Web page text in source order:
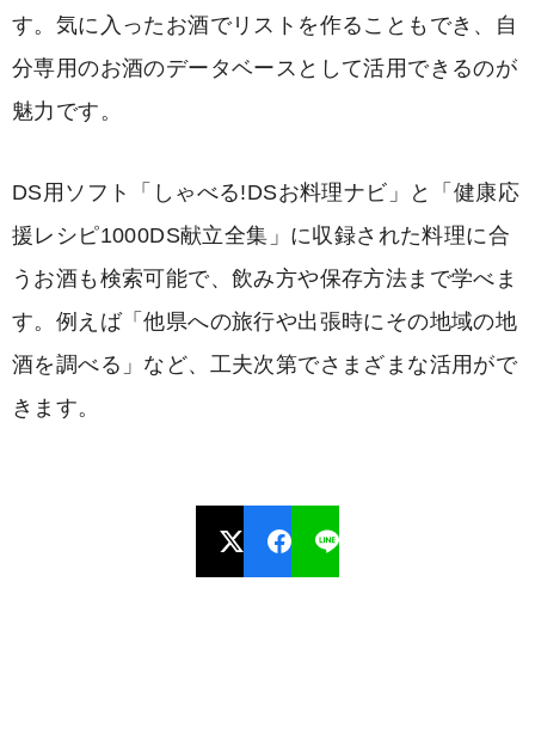
す。気に入ったお酒でリストを作ることもでき、自
分専用のお酒のデータベースとして活用できるのが
魅力です。
DS用ソフト「しゃべる!DSお料理ナビ」と「健康応
援レシピ1000DS献立全集」に収録された料理に合
うお酒も検索可能で、飲み方や保存方法まで学べま
す。例えば「他県への旅行や出張時にその地域の地
酒を調べる」など、工夫次第でさまざまな活用がで
きます。